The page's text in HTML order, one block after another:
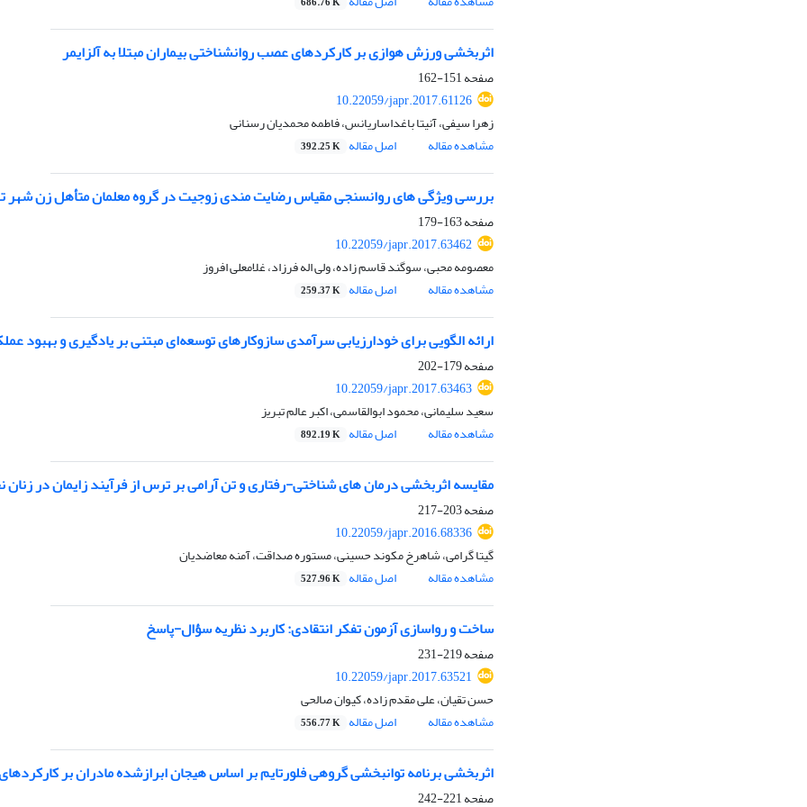
اثربخشی ورزش هوازی بر کارکردهای عصب روانشناختی بیماران مبتلا به آلزایمر
صفحه151-162
10.22059/japr.2017.61126
زهرا سیفی، آنیتا باغداساریانس، فاطمه محمدیان رسنانی
مشاهده مقاله
اصل مقاله 392.25 K
بررسی ویژگی های روانسنجی مقیاس رضایت مندی زوجیت در گروه معلمان متأهل زن شهر
صفحه163-179
10.22059/japr.2017.63462
معصومه محبی، سوگند قاسم زاده، ولی اله فرزاد، غلامعلی افروز
مشاهده مقاله
اصل مقاله 259.37 K
ارائه الگویی برای خودارزیابی سرآمدی سازوکارهای توسعه‌ای مبتنی بر یادگیری و بهبود
صفحه179-202
10.22059/japr.2017.63463
سعید سلیمانی، ﻣﺤﻤﻮد اﺑﻮاﻟﻘﺎﺳﻤﯽ، اﮐﺒﺮ ﻋﺎﻟﻢ ﺗﺒﺮﯾز
مشاهده مقاله
اصل مقاله 892.19 K
مقایسه اثربخشی درمان های شناختی-رفتاری و تن آرامی بر ترس از فرآیند زایمان در
صفحه203-217
10.22059/japr.2016.68336
گیتا گرامی، شاهرخ مکوند حسینی، مستوره صداقت، آمنه معاضدیان
مشاهده مقاله
اصل مقاله 527.96 K
ساخت و رواسازی آزمون تفکر انتقادی: کاربرد نظریه سؤال-پاسخ
صفحه219-231
10.22059/japr.2017.63521
حسن تقیان، علی مقدم زاده، کیوان صالحی
مشاهده مقاله
اصل مقاله 556.77 K
اثربخشی برنامه توانبخشی گروهی فلورتایم بر اساس هیجان ابرازشده مادران بر
صفحه221-242